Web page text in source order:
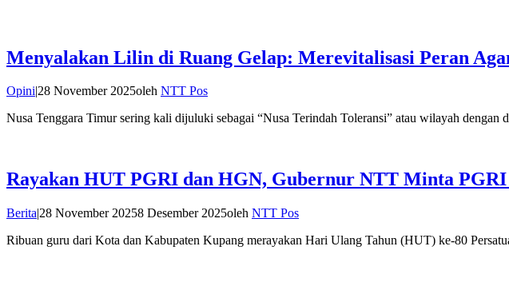
Menyalakan Lilin di Ruang Gelap: Merevitalisasi Peran
Opini28 November 2025oleh NTT Pos
Nusa Tenggara Timur sering kali dijuluki sebagai “Nusa Terindah Toleransi” atau wilayah dengan
Rayakan HUT PGRI dan HGN, Gubernur NTT Minta
Berita|28 November 20258 Desember 2025oleh NTT Pos
Ribuan guru dari Kota dan Kabupaten Kupang merayakan Hari Ulang Tahun (HUT) ke-80